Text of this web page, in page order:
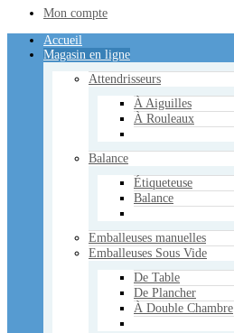
Équipements de cuisson
Cuisinières - Poèles
Réchauds
Plaques de Cuisson
Friteuse Électrique
Fours à Convoyeur
Bain-Marie
De Table
Machines à boulettes
Manuelles
Électriques
Marineuses
Mélangeurs
Manuels
Électriques
Pâtisserie - Boulangerie
Mon compte
Accueil
Magasin en ligne
Attendrisseurs
À Aiguilles
À Rouleaux
Balance
Étiqueteuse
Balance
Emballeuses manuelles
Emballeuses Sous Vide
De Table
De Plancher
À Double Chambre